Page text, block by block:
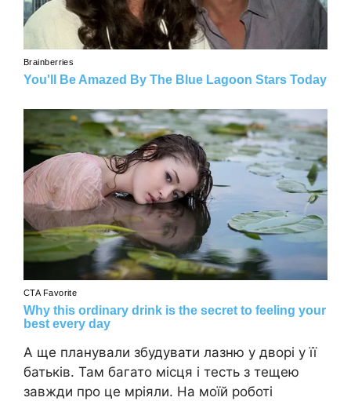
А ще планували збудувати лазню у дворі у її
батьків. Там багато місця і тесть з тещею
завжди про це мріяли. На моїй роботі